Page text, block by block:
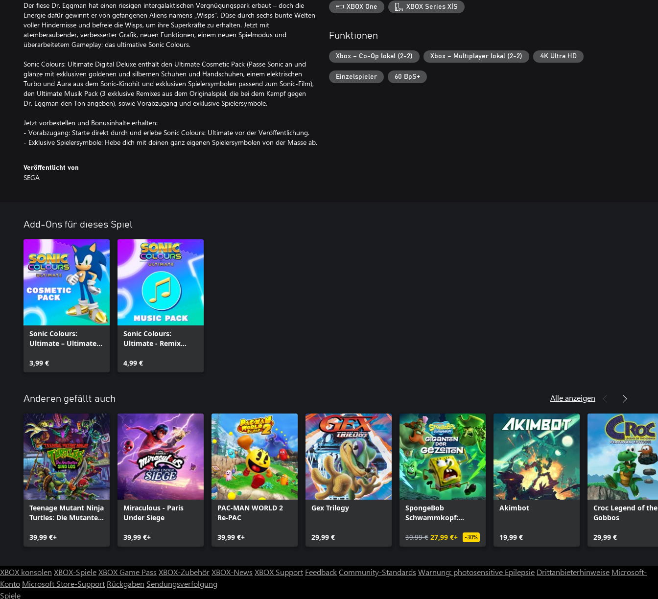
Der fiese Dr. Eggman hat einen riesigen intergalaktischen Vergnügungspark erbaut – doch die
Energie dafür gewinnt er von gefangenen Aliens namens „Wisps“. Düse durch sechs bunte Welten
voller Hindernisse und befreie die Wisps, um ihre Superkräfte zu erhalten. Jetzt mit
atemberaubender, verbesserter Grafik, neuen Funktionen, einem neuen Spielmodus und
überarbeitetem Gameplay: das ultimative Sonic Colours.
Sonic Colours: Ultimate Digital Deluxe enthält den Ultimate Cosmetic Pack (Passe Sonic an und
glänze mit exklusiven goldenen und silbernen Schuhen und Handschuhen, einem elektrischen
Turbo und Aura aus dem Sonic-Kinohit und exklusiven Spielersymbolen passend zum Sonic-Film),
den Ultimate Musik Pack (3 exklusive Remixes aus dem Originalspiel, die bei dem Kampf gegen
Dr. Eggman den Ton angeben), sowie Vorabzugang und exklusive Spielersymbole.
Jetzt vorbestellen und Bonusinhalte erhalten:
- Vorabzugang: Starte direkt durch und erlebe Sonic Colours: Ultimate vor der Veröffentlichung.
- Exklusive Spielersymbole: Hebe dich mit deinen ganz eigenen Spielersymbolen von der Masse ab.
Veröffentlicht von
SEGA
XBOX One XBOX Series X|S
Funktionen
Xbox – Co-Op lokal (2-2) Xbox – Multiplayer lokal (2-2) 4K Ultra HD
Einzelspieler 60 BpS+
Add-Ons für dieses Spiel
Sonic Colours:
Ultimate – Ultimate
3,99 €
Sonic Colours:
Ultimate - Remix
4,99 €
Anderen gefällt auch Alle anzeigen
Teenage Mutant Ninja
Turtles: Die Mutanten
39,99 €+
Miraculous - Paris
Under Siege
39,99 €+
PAC-MAN WORLD 2
Re-PAC
39,99 €+
Gex Trilogy
29,99 €
SpongeBob
Schwammkopf:
Gezeiten
39,99 € 27,99 €+ -30%
Akimbot
19,99 €
Croc Legend of the
Gobbos
29,99 €
XBOX konsolen XBOX-SpieleXBOX Game Pass XBOX-ZubehörXBOX-News XBOX Support FeedbackCommunity-Standards Warnung: photosensitive Epilepsie Drittanbieterhinweise Microsoft-
Konto Microsoft Store-Support Rückgaben Sendungsverfolgung
Spiele